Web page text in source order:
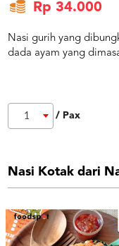
Rp 34.000
Nasi gurih yang
dada ayam yang
1 / Pax
Nasi Kotak dari